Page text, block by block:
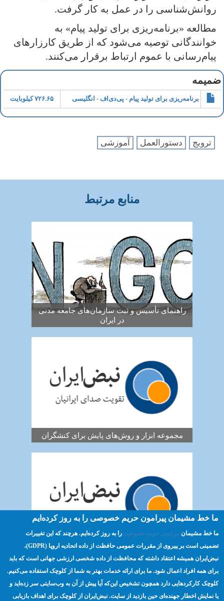
روانش‌شناسی را در عمل به کار گرفت.
مطالعه «برنامه‌ریزی برای تولید پیام» به
خوانندگانی توصیه می‌شود که از طریق کارزارهای
پیام‌رسانی با عموم ارتباط برقرار می‌کنند.
ضمیمه
برنامه‌ریزی برای تولید پیام - پی‌دی‌اف - انگلیسی ۷۲۶.۶۵ کیلوبایت
ترویج دستورالعمل آموزشی
منابع مرتبط
راهنمای تأسیس و ثبت سازمان‌های جامعه مدنی
در ایران
مجموعه ابزار و روش‌های پایش برای کنشگران
بررسی موردی - طرح گزارش سایه «ائتلاف
مکزیکی برای حقوق معلولین»
صفحه اصلی مسئولیت‌پذیری ترویج
ما خط مشیمان پیرامون حریم خصوصی را به روز کرده‌ایم
ما خط مشیمانپیرامون حریم خصوصی را به روز کرده‌ایم. هرچند که این تغییرات
تضمینی است بر پیروی از مقررات عمومی حافظت از داده اتحادیه اروپا (GDPR)،‌
نبض‌ایران همیشه اعتقاد داشته که محافظت از داده شخصی ارزشی جهانی است که باید
برای همه افراد اعمال شود. ما برای ارائه خدمات بهتر به شما از کلوچک استفاده می‌کنیم.
کلوچک کارکردهایی دارد همچون تشخیص این‌که آیا پیش از آن به وب‌سایتی سر زده‌اید و
یا نمایش اخطار جهنده‌ای حین بازدید از سایت. نبض‌ایران از کلوچک برای اهداف بازیابی